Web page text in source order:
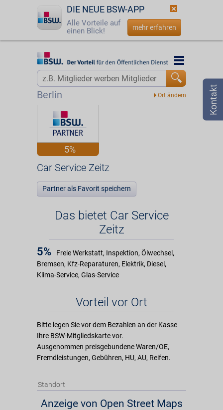
DIE NEUE BSW-APP
Alle Vorteile auf
einen Blick!
mehr erfahren
Startseite
Jetzt BSW-Mitglied werden
0800 - 279 25 82
Berlin
Startseite
Vorteilswelt
Car Service Zeitz
5%
Car Service Zeitz
Partner als Favorit speichern
Das bietet Car Service
Zeitz
5%
Freie Werkstatt, Inspektion, Ölwechsel,
Bremsen, Kfz-Reparaturen, Elektrik, Diesel,
Klima-Service, Glas-Service
Vorteil vor Ort
Bitte legen Sie vor dem Bezahlen an der Kasse
Ihre BSW-Mitgliedskarte vor.
Ausgenommen preisgebundene Waren/OE,
Fremdleistungen, Gebühren, HU, AU, Reifen.
Standort
Anzeige von Open Street Maps